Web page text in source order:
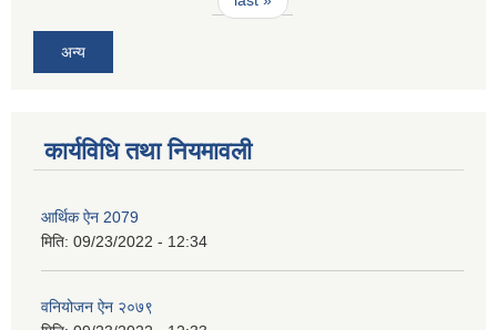
अन्य
कार्यविधि तथा नियमावली
आर्थिक ऐन 2079
मिति: 09/23/2022 - 12:34
वनियोजन ऐन २०७९